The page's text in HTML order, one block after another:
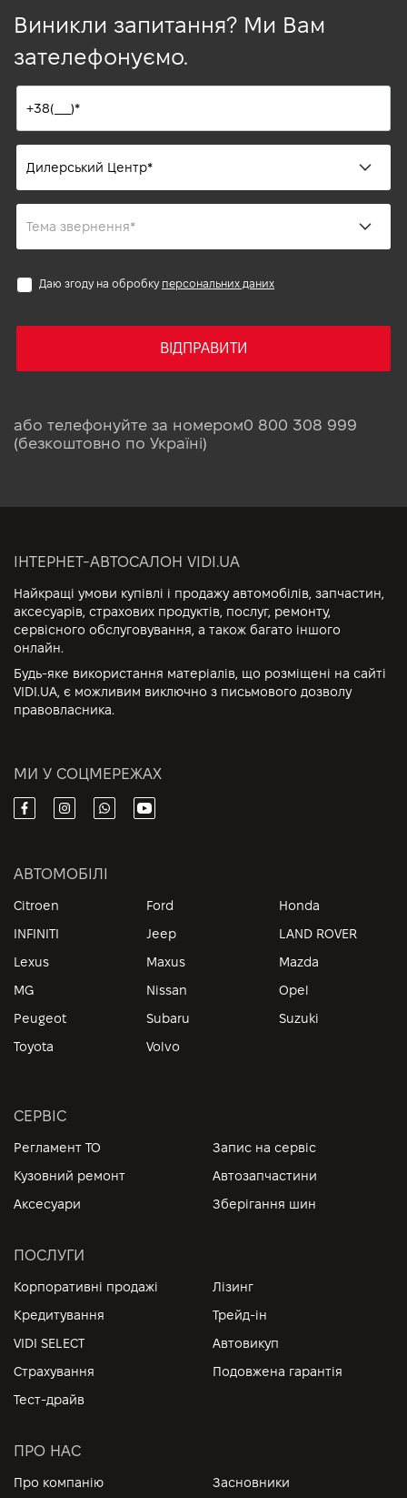
Виникли запитання? Ми Вам
зателефонуємо.
Даю згоду на обробку персональних даних
ВІДПРАВИТИ
або телефонуйте за номером0 800 308 999
(безкоштовно по Україні)
ІНТЕРНЕТ-АВТОСАЛОН VIDI.UA
Найкращі умови купівлі і продажу автомобілів, запчастин,
аксесуарів, страхових продуктів, послуг, ремонту,
сервісного обслуговування, а також багато іншого
онлайн.
Будь-яке використання матеріалів, що розміщені на сайті
VIDI.UA, є можливим виключно з письмового дозволу
правовласника.
МИ У СОЦМЕРЕЖАХ
АВТОМОБІЛІ
Citroen Ford
Honda
INFINITI
Jeep
LAND ROVER
Lexus
Maxus
Mazda
MG
Nissan
Opel
Peugeot
Subaru
Suzuki
Toyota
Volvo
СЕРВІС
Регламент ТО
Запис на сервіс
Кузовний ремонт
Автозапчастини
Аксесуари
Зберігання шин
ПОСЛУГИ
Корпоративні продажі
Лізинг
Кредитування
Трейд-ін
VIDI SELECT
Автовикуп
Страхування
Подовжена гарантія
Тест-драйв
ПРО НАС
Про компанію Засновники